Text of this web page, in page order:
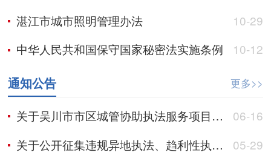
湛江市城市照明管理办法
10-29
中华人民共和国保守国家秘密法实施条例
10-12
通知公告 更多>>
关于吴川市市区城管协助执法服务项目招标代理服务采购方式的声明公告
06-16
关于公开征集违规异地执法、趋利性执法以及乱收费、乱罚款、乱检查、乱查封等突出问题线索的公告
05-29